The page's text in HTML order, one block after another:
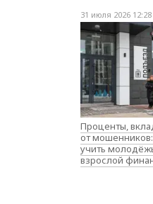
31 июля 2026 12:28
Проценты,
от
учить
взрослой